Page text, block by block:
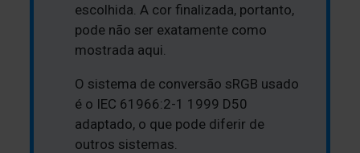
escolhida. A cor finalizada, portanto,
pode não ser exatamente como
mostrada aqui.
O sistema de conversão sRGB usado
é o IEC 61966:2-1 1999 D50
adaptado, o que pode diferir de
outros sistemas.